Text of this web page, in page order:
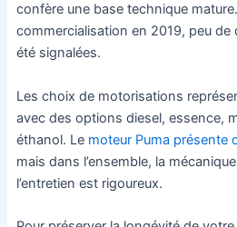
confère une base technique
commercialisation en 2019, peu de
été signalées.
Les choix de motorisations
avec des options diesel, essence,
éthanol. Le moteur Puma présente
mais dans l’ensemble, la
l’entretien est rigoureux.